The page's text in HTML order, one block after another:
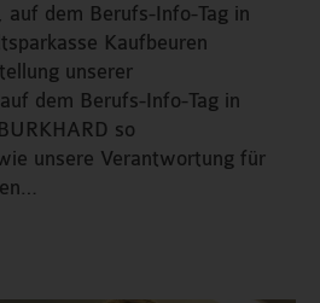
auf dem Berufs-Info-Tag in
Kaufbeuren
unserer
dem Berufs-Info-Tag in
so
unsere Verantwortung für